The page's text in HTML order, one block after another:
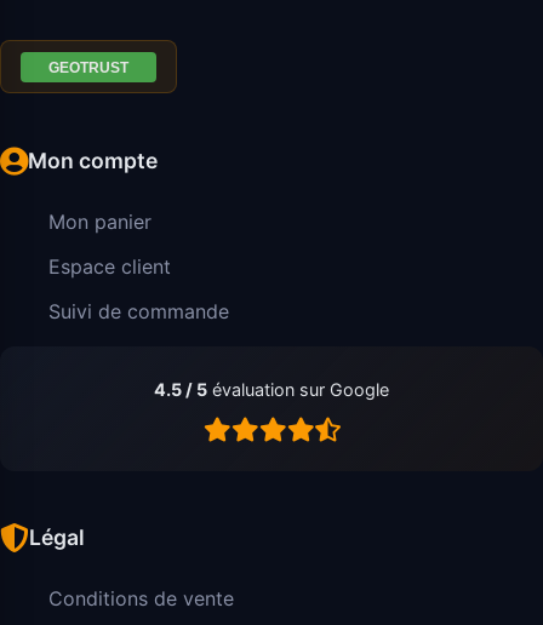
Mon compte
Mon panier
Espace client
Suivi de commande
4.5 / 5 évaluation sur Google
Légal
Conditions de vente